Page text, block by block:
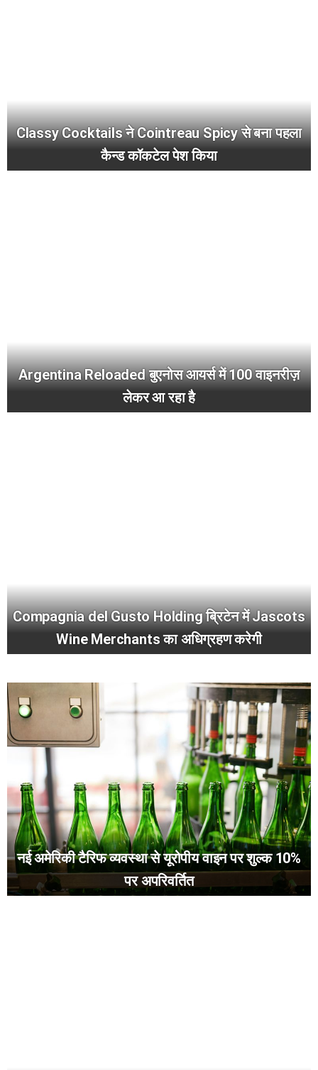
Classy Cocktails ने Cointreau Spicy से बना पहला
कैन्ड कॉकटेल पेश किया
Argentina Reloaded बुएनोस आयर्स में 100 वाइनरीज़
लेकर आ रहा है
Compagnia del Gusto Holding ब्रिटेन में Jascots
Wine Merchants का अधिग्रहण करेगी
नई अमेरिकी टैरिफ व्यवस्था से यूरोपीय वाइन पर शुल्क 10%
पर अपरिवर्तित